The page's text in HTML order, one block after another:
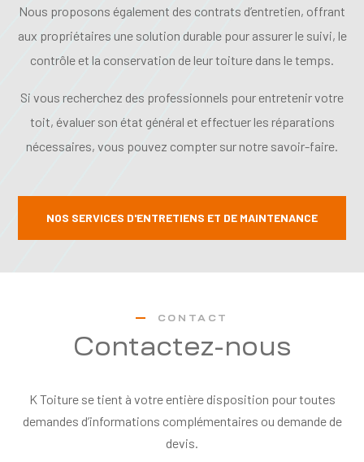
Nous proposons également des contrats d’entretien, offrant
aux propriétaires une solution durable pour assurer le suivi, le
contrôle et la conservation de leur toiture dans le temps.
Si vous recherchez des professionnels pour entretenir votre
toit, évaluer son état général et effectuer les réparations
nécessaires, vous pouvez compter sur notre savoir-faire.
NOS SERVICES D'ENTRETIENS ET DE MAINTENANCE
CONTACT
Contactez-nous
K Toiture se tient à votre entière disposition pour toutes
demandes d’informations complémentaires ou demande de
devis.